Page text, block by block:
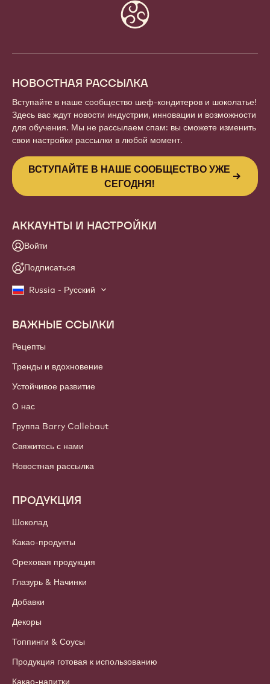
НОВОСТНАЯ РАССЫЛКА
Вступайте в наше сообщество шеф-кондитеров и шоколатье!
Здесь вас ждут новости индустрии, инновации и возможности
для обучения. Мы не рассылаем спам: вы сможете изменить
свои настройки рассылки в любой момент.
ВСТУПАЙТЕ В НАШЕ СООБЩЕСТВО УЖЕ
СЕГОДНЯ!
АККАУНТЫ И НАСТРОЙКИ
Войти
Подписаться
Russia - Русский
Footer
Callebaut
ВАЖНЫЕ ССЫЛКИ
Рецепты
Тренды и вдохновение
Устойчивое развитие
О нас
Группа Barry Callebaut
Свяжитесь с нами
Новостная рассылка
ПРОДУКЦИЯ
Шоколад
Какао-продукты
Ореховая продукция
Глазурь & Начинки
Добавки
Декоры
Топпинги & Соусы
Продукция готовая к использованию
Какао-напитки